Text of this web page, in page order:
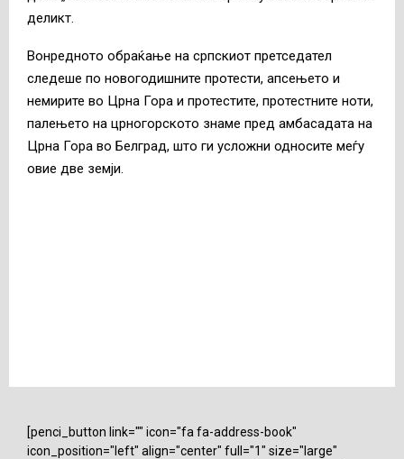
деликт.
Вонредното обраќање на српскиот претседател
следеше по новогодишните протести, апсењето и
немирите во Црна Гора и протестите, протестните ноти,
палењето на црногорското знаме пред амбасадата на
Црна Гора во Белград, што ги усложни односите меѓу
овие две земји.
[penci_button link="" icon="fa fa-address-book"
icon_position="left" align="center" full="1" size="large"